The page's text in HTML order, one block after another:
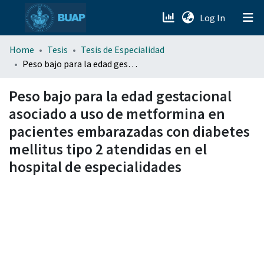
Log In (current)
menu.section.about_menu
Home Tesis
Tesis de Especialidad
Peso bajo para la edad gestacional asociado a uso de metformina en pacientes embarazadas con diabetes mellitus tipo 2 atendidas en el hospital de especialidades
Peso bajo para la edad gestacional
asociado a uso de metformina en
pacientes embarazadas con diabetes
mellitus tipo 2 atendidas en el
hospital de especialidades